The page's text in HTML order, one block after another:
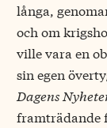
långa,
och om
ville vara en
sin egen
Dagens
framträdande